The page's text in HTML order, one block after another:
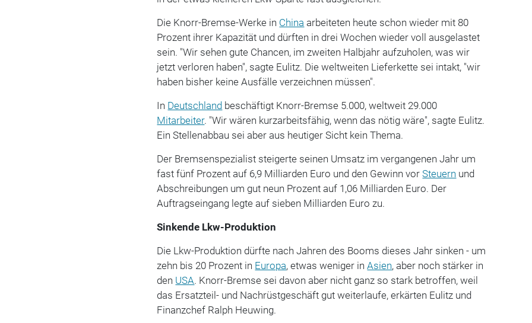
Die Knorr-Bremse-Werke in China arbeiteten heute schon wieder mit 80
Prozent ihrer Kapazität und dürften in drei Wochen wieder voll ausgelastet
sein. "Wir sehen gute Chancen, im zweiten Halbjahr aufzuholen, was wir
jetzt verloren haben", sagte Eulitz. Die weltweiten Lieferkette sei intakt, "wir
haben bisher keine Ausfälle verzeichnen müssen".
In Deutschland beschäftigt Knorr-Bremse 5.000, weltweit 29.000
Mitarbeiter. "Wir wären kurzarbeitsfähig, wenn das nötig wäre", sagte Eulitz.
Ein Stellenabbau sei aber aus heutiger Sicht kein Thema.
Der Bremsenspezialist steigerte seinen Umsatz im vergangenen Jahr um
fast fünf Prozent auf 6,9 Milliarden Euro und den Gewinn vorSteuern und
Abschreibungen um gut neun Prozent auf 1,06 Milliarden Euro. Der
Auftragseingang legte auf sieben Milliarden Euro zu.
Sinkende Lkw-Produktion
Die Lkw-Produktion dürfte nach Jahren des Booms dieses Jahr sinken - um
zehn bis 20 Prozent in Europa, etwas weniger inAsien, aber noch stärker in
den USA. Knorr-Bremse sei davon aber nicht ganz so stark betroffen, weil
das Ersatzteil- und Nachrüstgeschäft gut weiterlaufe, erkärten Eulitz und
Finanzchef Ralph Heuwing.